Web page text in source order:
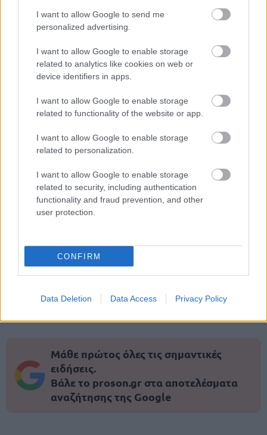
I want to allow Google to send me
personalized advertising.
I want to allow Google to enable storage
related to analytics like cookies on web or
device identifiers in apps.
I want to allow Google to enable storage
related to functionality of the website or app.
I want to allow Google to enable storage
related to personalization.
I want to allow Google to enable storage
related to security, including authentication
functionality and fraud prevention, and other
user protection.
CONFIRM
Data Deletion Data Access Privacy Policy
επικεντρώθηκα στην κρατική αρωγή των
συγγενών των θυμάτων
» είπε και συμπλήρωσε
υποστήριξε ότι ο κ Τριαντόπουλος είπε σε κάποιον
να παραβεί το καθήκον του η να συγκαλυφθεί
ΑΣΕΠ: Πιστοποίηση Αγγλικών σε
ΑΣΕΠ: Εξ αποστάσεως η πιο Εύκολη
Πιστοποίηση Υπολογιστών σε 2
Μάθε πρώτος όλες τις σημαντικές
ειδήσεις.
Βάλε το proson.gr στα αποτελέσματα
αναζήτησης της Google